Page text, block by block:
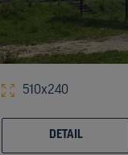
510x240
DETAIL